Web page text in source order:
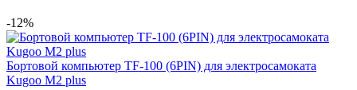
-12%
Бортовой компьютер TF-100 (6PIN) для электросамоката
Kugoo M2 plus